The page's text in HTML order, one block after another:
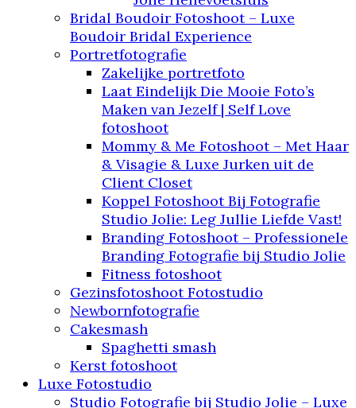
Bridal Boudoir Fotoshoot – Luxe
Boudoir Bridal Experience
Portretfotografie
Zakelijke portretfoto
Laat Eindelijk Die Mooie Foto’s
Maken van Jezelf | Self Love
fotoshoot
Mommy & Me Fotoshoot – Met Haar
& Visagie & Luxe Jurken uit de
Client Closet
Koppel Fotoshoot Bij Fotografie
Studio Jolie: Leg Jullie Liefde Vast!
Branding Fotoshoot – Professionele
Branding Fotografie bij Studio Jolie
Fitness fotoshoot
Gezinsfotoshoot Fotostudio
Newbornfotografie
Cakesmash
Spaghetti smash
Kerst fotoshoot
Luxe Fotostudio
Studio Fotografie bij Studio Jolie – Luxe